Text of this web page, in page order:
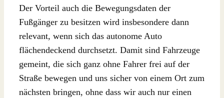
Der Vorteil auch die Bewegungsdaten der
Fußgänger zu besitzen wird insbesondere dann
relevant, wenn sich das autonome Auto
flächendeckend durchsetzt. Damit sind Fahrzeuge
gemeint, die sich ganz ohne Fahrer frei auf der
Straße bewegen und uns sicher von einem Ort zum
nächsten bringen, ohne dass wir auch nur einen